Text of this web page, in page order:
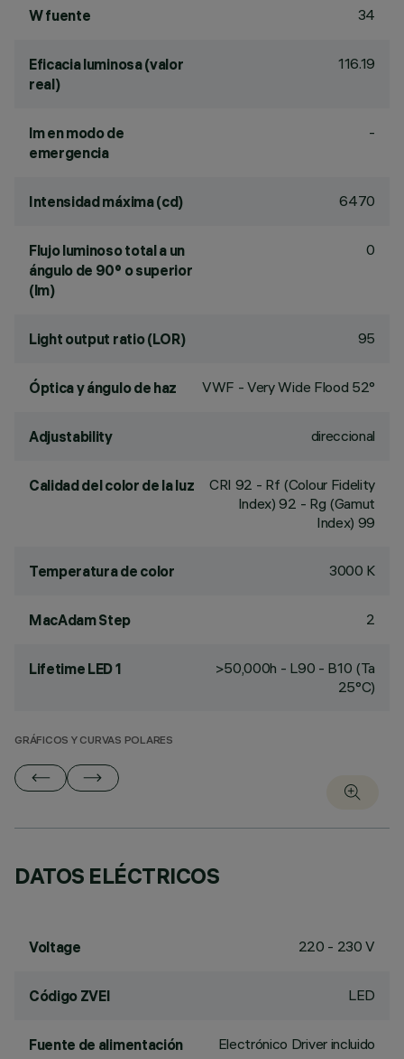
W fuente 34
Eficacia luminosa (valor
real)
116.19
lm en modo de
emergencia
-
Intensidad máxima (cd) 6470
Flujo luminoso total a un
ángulo de 90° o superior
(lm)
0
Light output ratio (LOR) 95
Óptica y ángulo de haz VWF - Very Wide Flood 52°
Adjustability direccional
Calidad del color de la luz CRI 92 - Rf (Colour Fidelity
Index) 92 - Rg (Gamut
Index) 99
Temperatura de color 3000 K
MacAdam Step 2
Lifetime LED 1
>50,000h - L90 - B10 (Ta
25°C)
GRÁFICOS Y CURVAS POLARES
DATOS ELÉCTRICOS
Voltage 220 - 230 V
Código ZVEI LED
Fuente de alimentación Electrónico Driver incluido